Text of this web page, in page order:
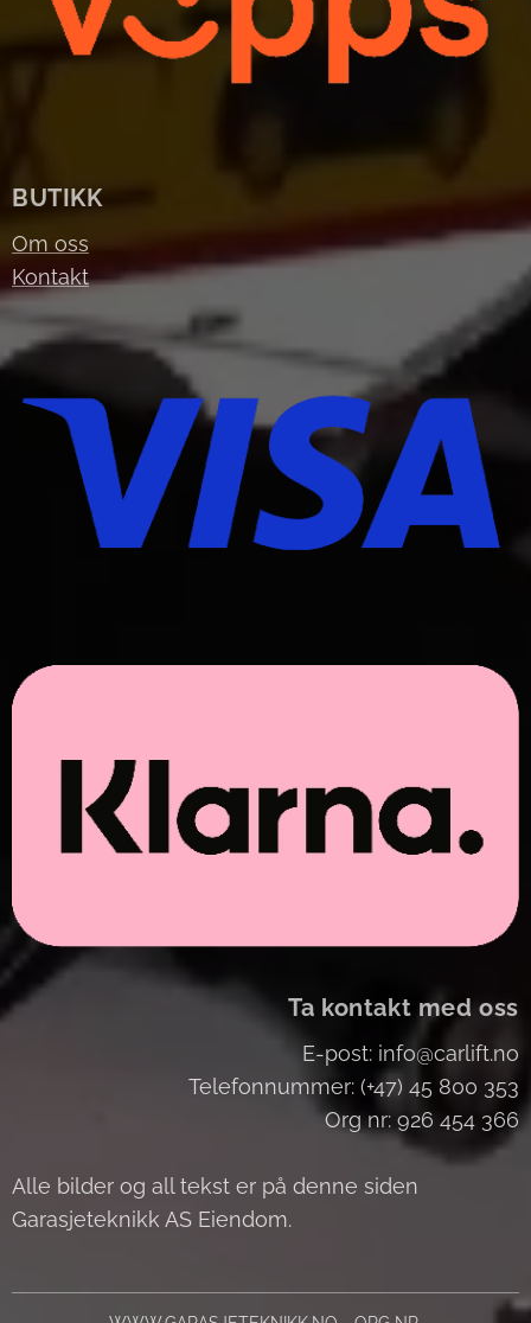
BUTIKK
Om oss
Kontakt
Ta kontakt med oss
E-post: info@carlift.no
Telefonnummer: (+47) 45 800 353
Org nr: 926 454 366
Alle bilder og all tekst er på denne siden
Garasjeteknikk AS Eiendom.